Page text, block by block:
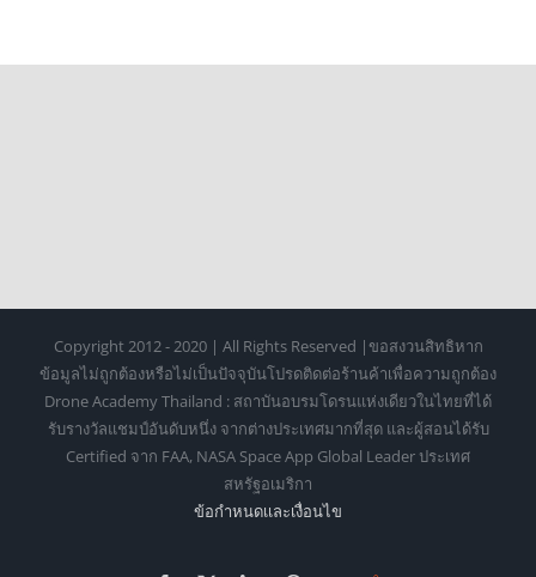
Copyright 2012 - 2020 | All Rights Reserved |ขอสงวนสิทธิหาก
ข้อมูลไม่ถูกต้องหรือไม่เป็นปัจจุบันโปรดติดต่อร้านค้าเพื่อความถูกต้อง
Drone Academy Thailand : สถาบันอบรมโดรนแห่งเดียวในไทยที่ได้
รับรางวัลแชมป์อันดับหนึ่ง จากต่างประเทศมากที่สุด และผู้สอนได้รับ
Certified จาก FAA, NASA Space App Global Leader ประเทศ
สหรัฐอเมริกา
ข้อกำหนดเเละเงื่อนไข